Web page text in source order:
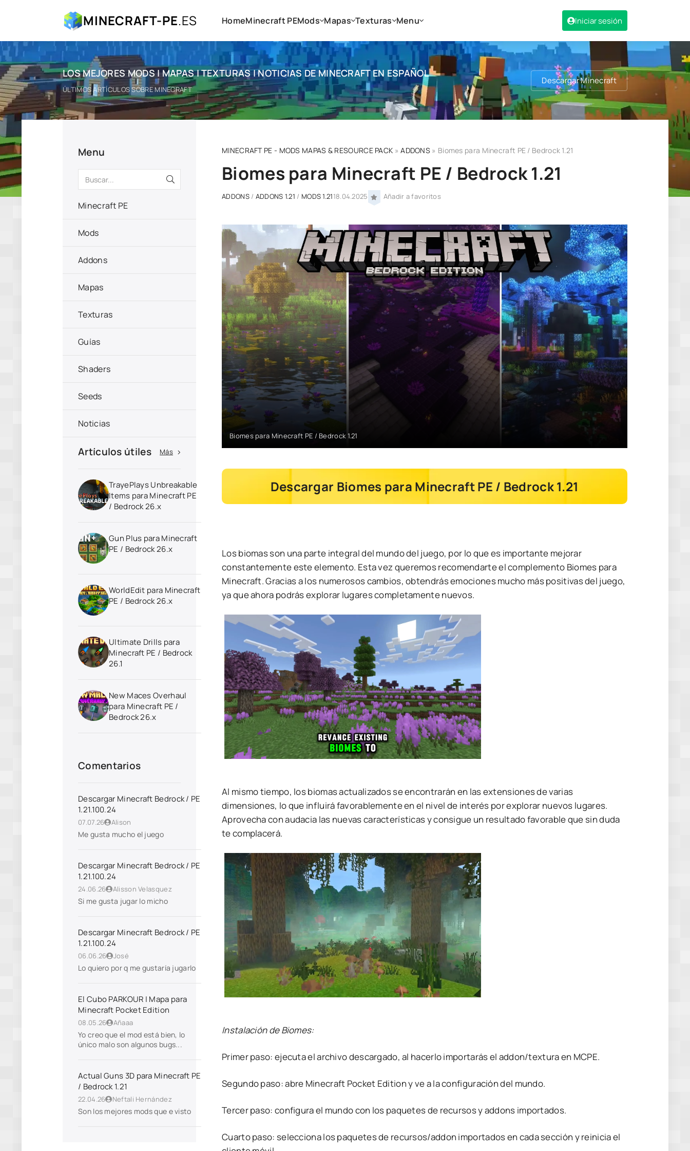
MINECRAFT-PE.ES HomeMinecraft PEMods Mapas Texturas Menu Iniciar sesión
LOS MEJORES MODS | MAPAS | TEXTURAS | NOTICIAS DE MINECRAFT EN ESPAÑOL
ÚLTIMOS ARTÍCULOS SOBRE MINECRAFT
Descargar Minecraft
MINECRAFT PE - MODS MAPAS & RESOURCE PACK »ADDONS » Biomes para Minecraft PE / Bedrock 1.21
Biomes para Minecraft PE / Bedrock 1.21
ADDONS/ ADDONS 1.21 / MODS 1.2118.04.2025 Añadir a favoritos
Biomes para Minecraft PE / Bedrock 1.21
Descargar Biomes para Minecraft PE / Bedrock 1.21
Los biomas son una parte integral del mundo del juego, por lo que es importante mejorar
constantemente este elemento. Esta vez queremos recomendarte el complemento Biomes para
Minecraft. Gracias a los numerosos cambios, obtendrás emociones mucho más positivas del juego,
ya que ahora podrás explorar lugares completamente nuevos.
Al mismo tiempo, los biomas actualizados se encontrarán en las extensiones de varias
dimensiones, lo que influirá favorablemente en el nivel de interés por explorar nuevos lugares.
Aprovecha con audacia las nuevas características y consigue un resultado favorable que sin duda
te complacerá.
Instalación de Biomes:
Primer paso: ejecuta el archivo descargado, al hacerlo importarás el addon/textura en MCPE.
Segundo paso: abre Minecraft Pocket Edition y ve a la configuración del mundo.
Tercer paso: configura el mundo con los paquetes de recursos y addons importados.
Cuarto paso: selecciona los paquetes de recursos/addon importados en cada sección y reinicia el
Menu
Minecraft PE
Mods
Addons
Mapas
Texturas
Guías
Shaders
Seeds
Noticias
Artículos útiles Más
TrayePlays Unbreakable
Items para Minecraft PE
/ Bedrock 26.x
Gun Plus para Minecraft
PE / Bedrock 26.x
WorldEdit para Minecraft
PE / Bedrock 26.x
Ultimate Drills para
Minecraft PE / Bedrock
26.1
New Maces Overhaul
para Minecraft PE /
Bedrock 26.x
Comentarios
Descargar Minecraft Bedrock / PE
1.21.100.24
07.07.26 Alison
Me gusta mucho el juego
Descargar Minecraft Bedrock / PE
1.21.100.24
24.06.26 Alisson Velasquez
Si me gusta jugar lo micho
Descargar Minecraft Bedrock / PE
1.21.100.24
06.06.26 José
Lo quiero por q me gustaría jugarlo
El Cubo PARKOUR | Mapa para
Minecraft Pocket Edition
08.05.26 Añaaa
Yo creo que el mod está bien, lo
único malo son algunos bugs...
Actual Guns 3D para Minecraft PE
/ Bedrock 1.21
22.04.26 Neftali Hernández
Son los mejores mods que e visto